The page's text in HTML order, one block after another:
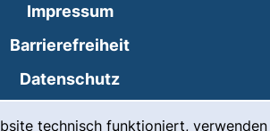
technisch funktioniert, verwenden
Impressum
Barrierefreiheit
Datenschutz